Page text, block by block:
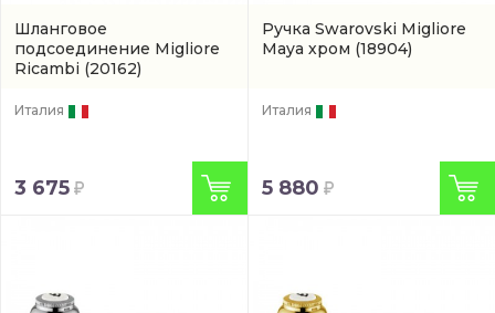
Шланговое
подсоединение Migliore
Ricambi (20162)
Италия
3 675
Ручка Swarovski Migliore
Maya хром (18904)
Италия
5 880